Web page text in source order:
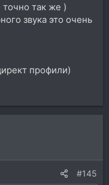
точно так же )
звука это очень
профили)
#145